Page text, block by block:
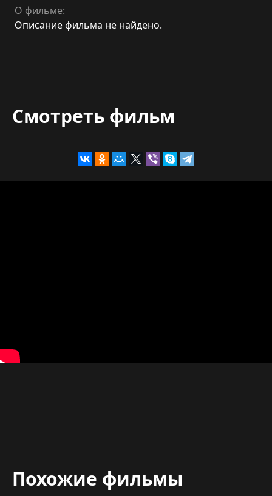
О фильме:
Описание фильма не найдено.
Смотреть фильм
Похожие фильмы